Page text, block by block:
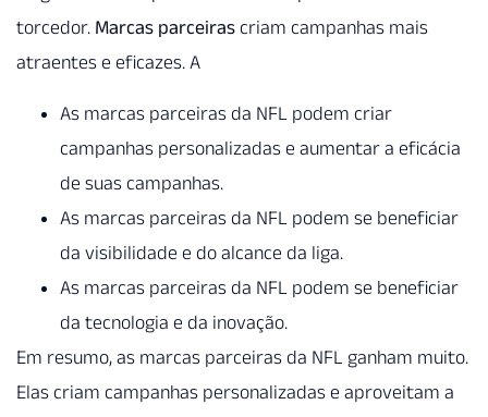
torcedor. Marcas parceiras criam campanhas mais
atraentes e eficazes. A
As marcas parceiras da NFL podem criar
campanhas personalizadas e aumentar a eficácia
de suas campanhas.
As marcas parceiras da NFL podem se beneficiar
da visibilidade e do alcance da liga.
As marcas parceiras da NFL podem se beneficiar
da tecnologia e da inovação.
Em resumo, as marcas parceiras da NFL ganham muito.
Elas criam campanhas personalizadas e aproveitam a